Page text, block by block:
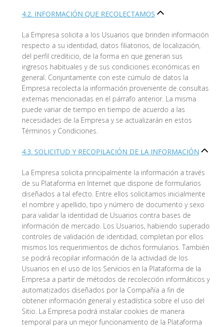
4.2. INFORMACIÓN QUE RECOLECTAMOS
La Empresa solicita a los Usuarios que brinden información
respecto a su identidad, datos filiatorios, de localización,
del perfil crediticio, de la forma en que generan sus
ingresos habituales y de sus condiciones económicas en
general. Conjuntamente con este cúmulo de datos la
Empresa recolecta la información proveniente de consultas
externas mencionadas en el párrafo anterior. La misma
puede variar de tiempo en tiempo de acuerdo a las
necesidades de la Empresa y se actualizarán en estos
Términos y Condiciones.
4.3. SOLICITUD Y RECOPILACIÓN DE LA INFORMACIÓN
La Empresa solicita principalmente la información a través
de su Plataforma en Internet que dispone de formularios
diseñados a tal efecto. Entre ellos solicitamos inicialmente
el nombre y apellido, tipo y número de documento y sexo
para validar la identidad de Usuarios contra bases de
información de mercado. Los Usuarios, habiendo superado
controles de validación de identidad, completan por ellos
mismos los requerimientos de dichos formularios. También
se podrá recopilar información de la actividad de los
Usuarios en el uso de los Servicios en la Plataforma de la
Empresa a partir de métodos de recolección informáticos y
automatizados diseñados por la Compañía a fin de
obtener información general y estadística sobre el uso del
Sitio. La Empresa podrá instalar cookies de manera
temporal para un mejor funcionamiento de la Plataforma